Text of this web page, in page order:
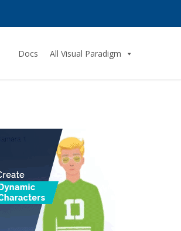
Docs All Visual Paradigm